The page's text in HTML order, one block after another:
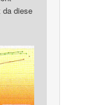
da diese